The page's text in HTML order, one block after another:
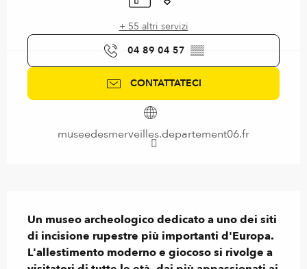
+ 55 altri servizi
04 89 04 57 ▒▒
CONTATTATECI
museedesmerveilles.departement06.fr
Un museo archeologico dedicato a uno dei siti
di incisione rupestre più importanti d'Europa.
L'allestimento moderno e giocoso si rivolge a